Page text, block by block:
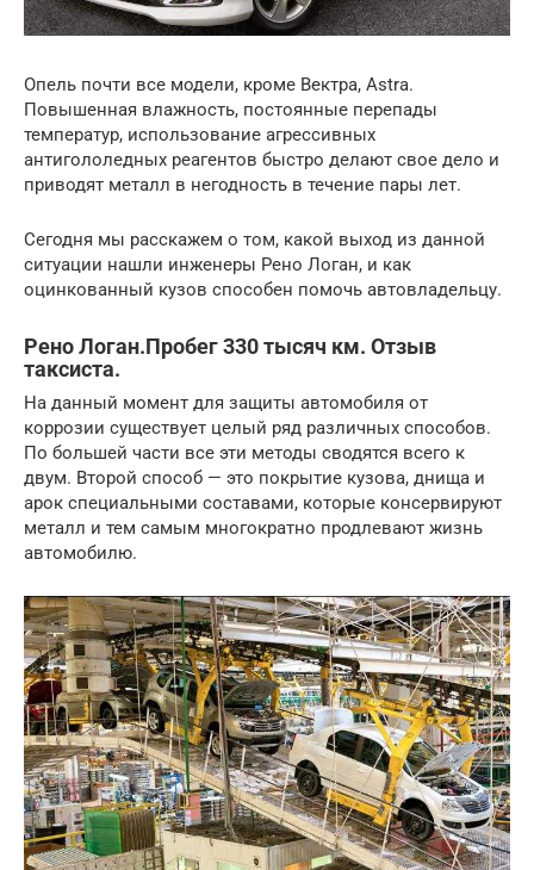
Опель почти все модели, кроме Вектра, Astra.
Повышенная влажность, постоянные перепады
температур, использование агрессивных
антигололедных реагентов быстро делают свое дело и
приводят металл в негодность в течение пары лет.
Сегодня мы расскажем о том, какой выход из данной
ситуации нашли инженеры Рено Логан, и как
оцинкованный кузов способен помочь автовладельцу.
Рено Логан.Пробег 330 тысяч км. Отзыв
таксиста.
На данный момент для защиты автомобиля от
коррозии существует целый ряд различных способов.
По большей части все эти методы сводятся всего к
двум. Второй способ — это покрытие кузова, днища и
арок специальными составами, которые консервируют
металл и тем самым многократно продлевают жизнь
автомобилю.